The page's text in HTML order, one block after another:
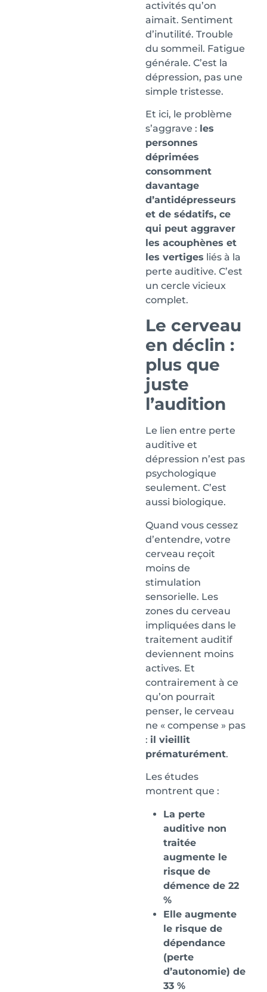
activités qu’on
aimait. Sentiment
d’inutilité. Trouble
du sommeil. Fatigue
générale. C’est la
dépression, pas une
simple tristesse.
Et ici, le problème
s’aggrave : les
personnes
déprimées
consomment
davantage
d’antidépresseurs
et de sédatifs, ce
qui peut aggraver
les acouphènes et
les vertiges liés à la
perte auditive. C’est
un cercle vicieux
complet.
Le cerveau
en déclin :
plus que
juste
l’audition
Le lien entre perte
auditive et
dépression n’est pas
psychologique
seulement. C’est
aussi biologique.
Quand vous cessez
d’entendre, votre
cerveau reçoit
moins de
stimulation
sensorielle. Les
zones du cerveau
impliquées dans le
traitement auditif
deviennent moins
actives. Et
contrairement à ce
qu’on pourrait
penser, le cerveau
ne « compense » pas
: il vieillit
prématurément.
Les études
montrent que :
La perte
auditive non
traitée
augmente le
risque de
démence de 22
%
Elle augmente
le risque de
dépendance
(perte
d’autonomie) de
33 %